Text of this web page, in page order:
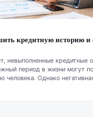
кредитную историю и
невыполненные кредитные
период в жизни могут
человека. Однако
улучшить, но для